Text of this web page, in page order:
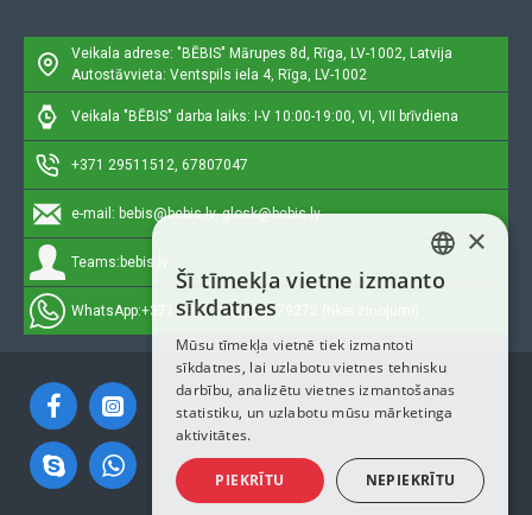
Veikala adrese: "BĒBIS" Mārupes 8d, Rīga, LV-1002, Latvija
Autostāvvieta: Ventspils iela 4, Rīga, LV-1002
Veikala "BĒBIS" darba laiks: I-V 10:00-19:00, VI, VII brīvdiena
+371 29511512, 67807047
e-mail: bebis@bebis.lv, glosk@bebis.lv
Teams: bebis.lv
WhatsApp:+371 29511512, 20579272 (tikai ziņojumi)
LATVIAN
ENGLISH
×
Šī tīmekļa vietne izmanto
sīkdatnes
Mūsu tīmekļa vietnē tiek izmantoti
sīkdatnes, lai uzlabotu vietnes tehnisku
darbību, analizētu vietnes izmantošanas
statistiku, un uzlabotu mūsu mārketinga
aktivitātes.
PIEKRĪTU NEPIEKRĪTU